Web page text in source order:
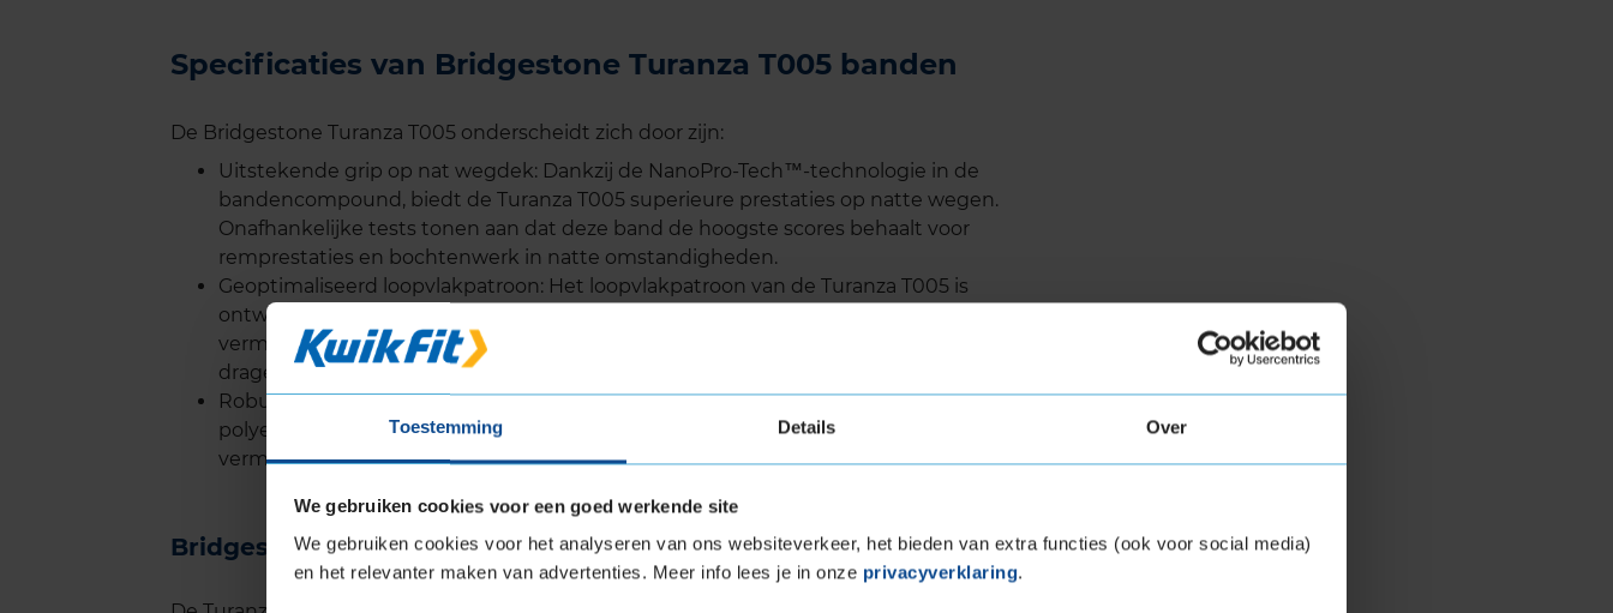
Toestemming Details Over
We gebruiken cookies voor een goed werkende site
We gebruiken cookies voor het analyseren van ons websiteverkeer, het bieden van extra functies (ook voor social media)
en het relevanter maken van advertenties. Meer info lees je in onze privacyverklaring.
Specificaties van Bridgestone Turanza T005 banden
De Bridgestone Turanza T005 onderscheidt zich door zijn:
Uitstekende grip op nat wegdek: Dankzij de NanoPro-Tech™-technologie in de
bandencompound, biedt de Turanza T005 superieure prestaties op natte wegen.
Onafhankelijke tests tonen aan dat deze band de hoogste scores behaalt voor
remprestaties en bochtenwerk in natte omstandigheden.
Geoptimaliseerd loopvlakpatroon: Het loopvlakpatroon van de Turanza T005 is
ontworpen om water snel af te voeren, waardoor het risico op aquaplaning
vermindert. Hoge blokken in het schoudergebied en een brede middenopening
dragen bij aan de veiligheid bij regen.
Robuuste constructie: De band is opgebouwd uit duurzame materialen zoals stijf
polyester en staal, wat niet alleen de grip verbetert maar ook de rolweerstand
vermindert, waardoor je brandstof bespaart.
Bridgestone Turanza T005 levensduur